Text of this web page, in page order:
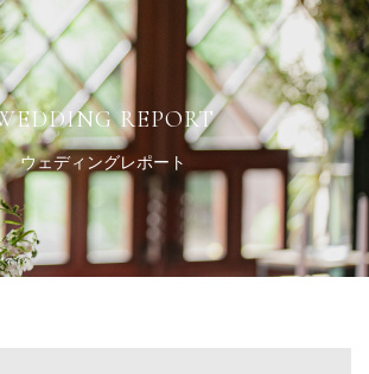
wedding
REPORT
ウェディングレポート